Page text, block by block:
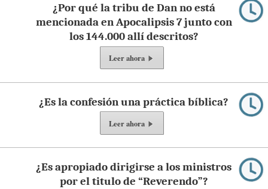
¿Por qué la tribu de Dan no está
mencionada en Apocalipsis 7 junto con
los 144.000 allí descritos?
Leer ahora
¿Es la confesión una práctica bíblica?
Leer ahora
¿Es apropiado dirigirse a los ministros
por el titulo de “Reverendo”?